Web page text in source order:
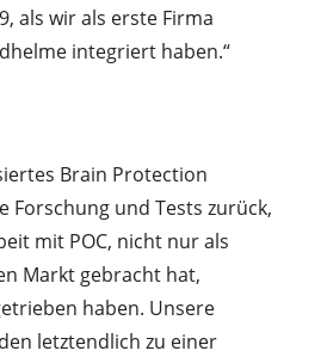
als wir als erste Firma
integriert haben.“
Brain Protection
Forschung und Tests zurück,
mit POC, nicht nur als
Markt gebracht hat,
haben. Unsere
letztendlich zu einer